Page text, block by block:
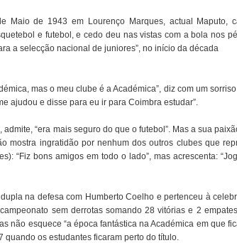
Maio de 1943 em Lourenço Marques, actual Maputo,
e futebol, e cedo deu nas vistas com a bola nos
a selecção nacional de juniores”, no início da década
mas o meu clube é a Académica”, diz com um
ajudou e disse para eu ir para Coimbra estudar”.
“era mais seguro do que o futebol”. Mas a sua
mostra ingratidão por nenhum dos outros clubes que
“Fiz bons amigos em todo o lado”, mas acrescenta:
na defesa com Humberto Coelho e pertenceu à
sem derrotas somando 28 vitórias e 2
não esquece “a época fantástica na Académica em que
quando os estudantes ficaram perto do título.